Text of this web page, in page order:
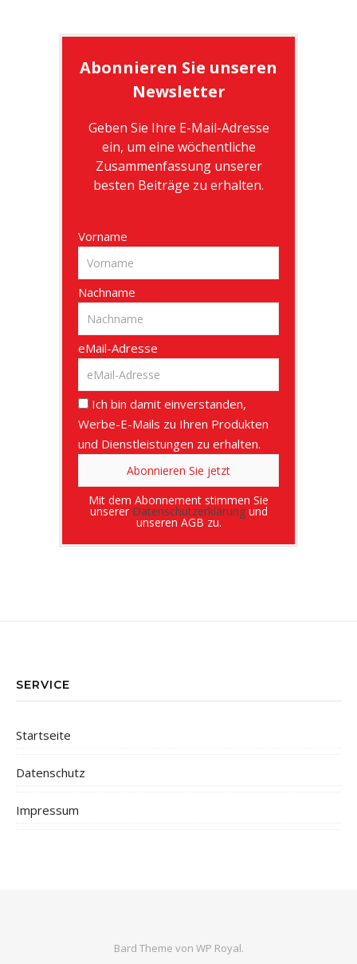
Abonnieren Sie unseren
Newsletter
Geben Sie Ihre E-Mail-Adresse
ein, um eine wöchentliche
Zusammenfassung unserer
besten Beiträge zu erhalten.
Vorname
Nachname
eMail-Adresse
Ich bin damit einverstanden,
Werbe-E-Mails zu Ihren Produkten
und Dienstleistungen zu erhalten.
Mit dem Abonnement stimmen Sie
unserer Datenschutzerklärungund
unseren AGB zu.
SERVICE
Startseite
Datenschutz
Impressum
Bard Theme von WP Royal.